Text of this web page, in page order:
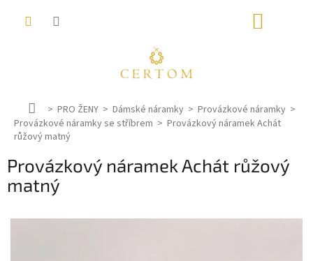
D
o
m
PRO ŽENY Dámské náramky
Provázkové náramky
Provázkové náramky se stříbrem
Provázkový náramek Achát
růžový matný
Provázkový náramek Achát růžový
matný